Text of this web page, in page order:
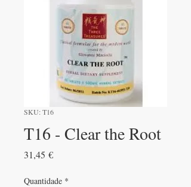
SKU: T16
T16 - Clear the Root
31,45 €Preço
Quantidade *